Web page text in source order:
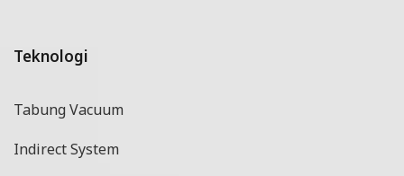
Teknologi
Tabung Vacuum
Indirect System